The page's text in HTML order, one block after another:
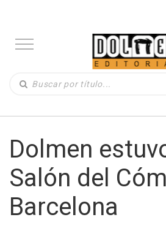
Dolmen
Salón del
Barcelona